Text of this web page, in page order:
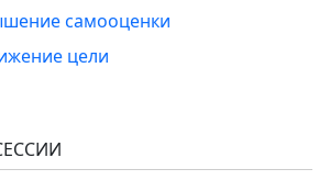
самооценки
цели